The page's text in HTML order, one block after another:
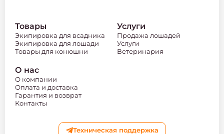
Товары
Экипировка для всадника
Экипировка для лошади
Товары для конюшни
Услуги
Продажа лошадей
Услуги
Ветеринария
О нас
О компании
Оплата и доставка
Гарантия и возврат
Контакты
Техническая поддержка